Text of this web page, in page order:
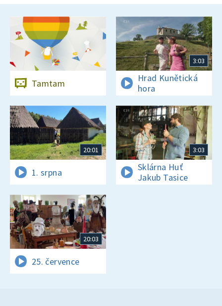
Tamtam
3:03
Hrad Kunětická
hora
20:01
1. srpna
3:03
Sklárna Huť
Jakub Tasice
20:03
25. července